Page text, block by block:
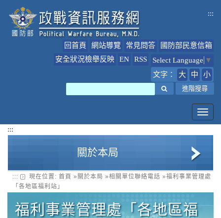
:::
回首頁 網站導覽 常見問答
國防部民意信箱
安全狀況檢舉反映
EN RSS Select Language ▼
文字：
大 中 小
進階搜尋
:::
關於本局
政戰局簡介
局長簡介
::: 現在位置: 首頁 » 關於本局 »相關單位聯絡電話 »福利事業管理處
「各地區福利站」
福利事業管理處「各地區福